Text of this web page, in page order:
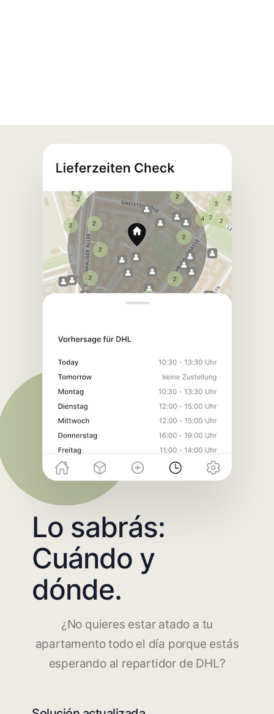
Lo sabrás:
Cuándo y
dónde.
¿No quieres estar atado a tu
apartamento todo el día porque estás
esperando al repartidor de DHL?